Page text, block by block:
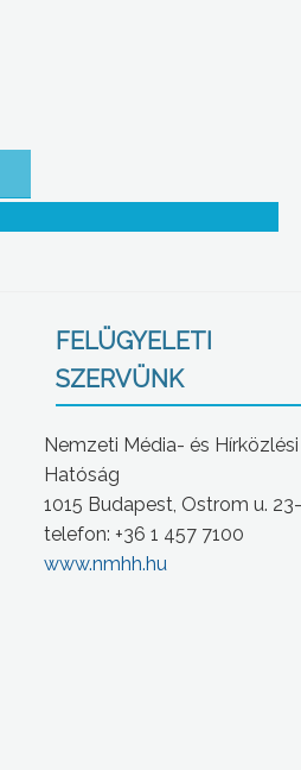
FELÜGYELETI
SZERVÜNK
Nemzeti Média- és Hírközlési
Hatóság
1015 Budapest, Ostrom u.
telefon: +36 1 457 7100
www.nmhh.hu